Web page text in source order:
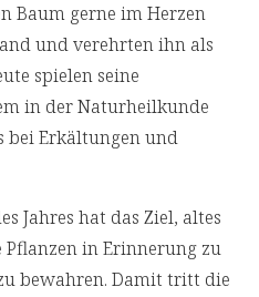
Baum gerne im Herzen
und verehrten ihn als
spielen seine
in der Naturheilkunde
bei Erkältungen und
Jahres hat das Ziel, altes
in Erinnerung zu
bewahren. Damit tritt die